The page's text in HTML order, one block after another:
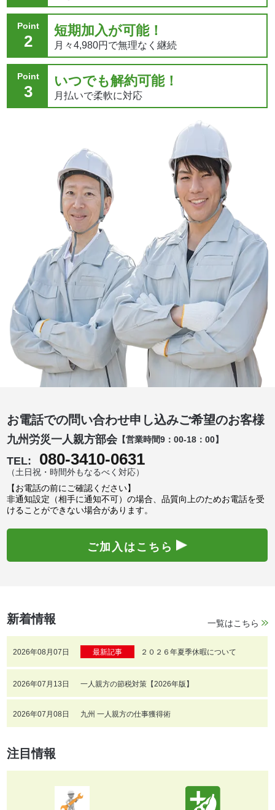
Point
2
短期加入が可能！
月々4,980円で無理なく継続
Point
3
いつでも解約可能！
月払いで柔軟に対応
お電話での問い合わせ申し込みご希望のお客様
九州労災一人親方部会【営業時間9：00-18：00】
TEL: 080-3410-0631
（土日祝・時間外もなるべく対応）
【お電話の前にご確認ください】
非通知設定（相手に通知不可）の場合、品質向上のためお電話を受
けることができない場合があります。
ご加入はこちら
新着情報
2026年08月07日 最新記事 ２０２６年夏季休暇について
2026年07月13日 一人親方の節税対策【2026年版】
2026年07月08日 九州 一人親方の仕事獲得術
一覧はこちら
注目情報